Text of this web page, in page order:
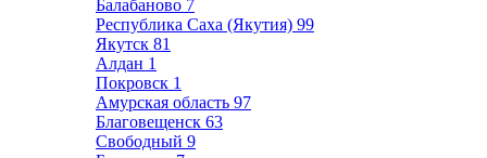
Балабаново 7
Республика Саха (Якутия) 99
Якутск 81
Алдан 1
Покровск 1
Амурская область 97
Благовещенск 63
Свободный 9